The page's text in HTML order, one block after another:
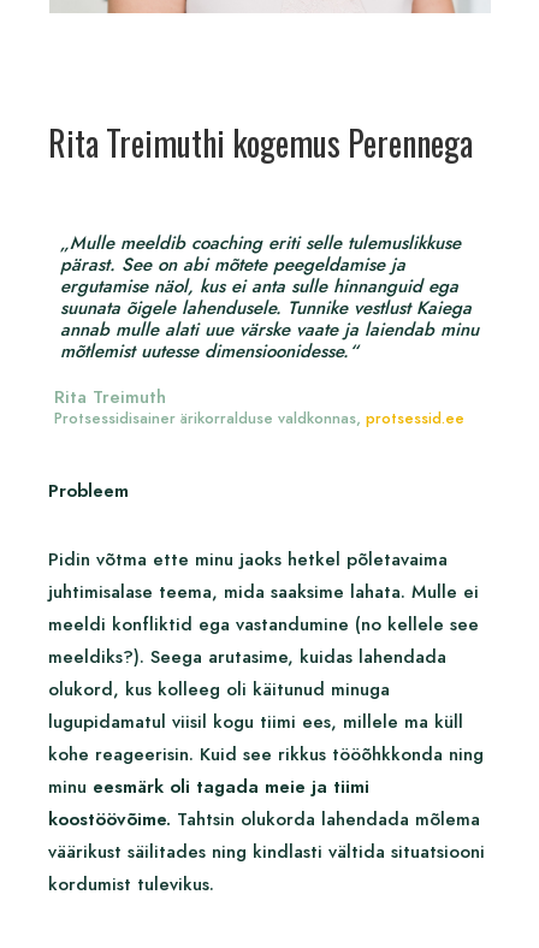
Rita Treimuthi kogemus Perennega
„Mulle meeldib coaching eriti selle tulemuslikkuse
pärast. See on abi mõtete peegeldamise ja
ergutamise näol, kus ei anta sulle hinnanguid ega
suunata õigele lahendusele. Tunnike vestlust Kaiega
annab mulle alati uue värske vaate ja laiendab minu
mõtlemist uutesse dimensioonidesse.“
Rita Treimuth
Protsessidisainer ärikorralduse valdkonnas, protsessid.ee
Probleem
Pidin võtma ette minu jaoks hetkel põletavaima
juhtimisalase teema, mida saaksime lahata. Mulle ei
meeldi konfliktid ega vastandumine (no kellele see
meeldiks?). Seega arutasime, kuidas lahendada
olukord, kus kolleeg oli käitunud minuga
lugupidamatul viisil kogu tiimi ees, millele ma küll
kohe reageerisin. Kuid see rikkus tööõhkkonda ning
minu eesmärk oli tagada meie ja tiimi
koostöövõime. Tahtsin olukorda lahendada mõlema
väärikust säilitades ning kindlasti vältida situatsiooni
kordumist tulevikus.